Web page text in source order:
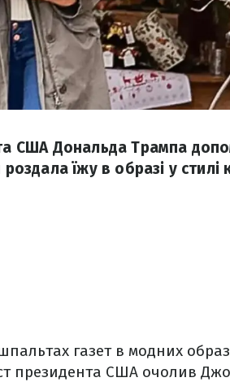
США Дональда Трампа
їжу в образі у стилі
газет в модних
президента США очолив